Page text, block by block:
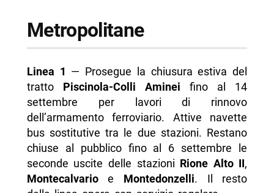
Metropolitane
Linea 1 — Prosegue la chiusura estiva del
tratto Piscinola-Colli Aminei fino al 14
settembre per lavori di rinnovo
dell’armamento ferroviario. Attive navette
bus sostitutive tra le due stazioni. Restano
chiuse al pubblico fino al 6 settembre le
seconde uscite delle stazioni Rione Alto II,
Montecalvarioe Montedonzelli. Il resto